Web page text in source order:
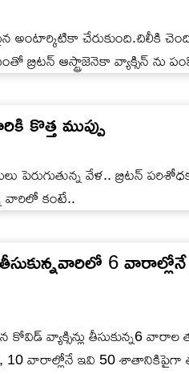
అంటార్కిటికా చేరుకుంది.చిలీకి
బ్రిటన్ ఆస్ట్రాజెనెకా వ్యాక్సిన్ ను
కొత్త ముప్పు
పెరుగుతున్న వేళ.. బ్రిటన్
వారిలో కంటే..
6 వారాల్లోనే
కోవిడ్ వ్యాక్సిన్లు తీసుకున్న6 వారాల
10 వారాల్లోనే ఇవి 50